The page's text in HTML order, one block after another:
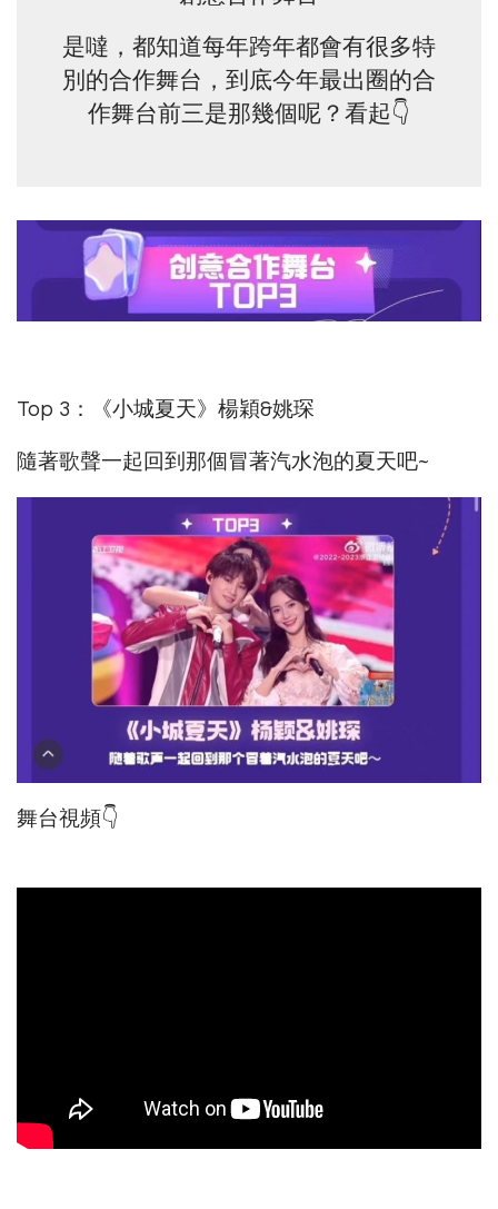
是噠，都知道每年跨年都會有很多特
別的合作舞台，到底今年最出圈的合
作舞台前三是那幾個呢？看起👇
Top 3：《小城夏天》楊穎&姚琛
隨著歌聲一起回到那個冒著汽水泡的夏天吧~
舞台視頻👇